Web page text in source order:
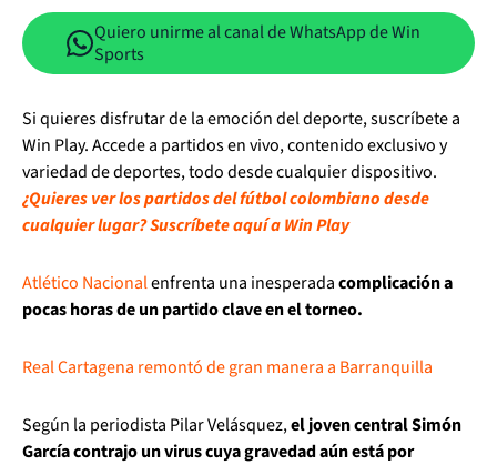
Quiero unirme al canal de WhatsApp de Win
Sports
Si quieres disfrutar de la emoción del deporte, suscríbete a
Win Play. Accede a partidos en vivo, contenido exclusivo y
variedad de deportes, todo desde cualquier dispositivo.
¿Quieres ver los partidos del fútbol colombiano desde
cualquier lugar? Suscríbete aquí a Win Play
Atlético Nacionalenfrenta una inesperadacomplicación a
pocas horas de un partido clave en el torneo.
Real Cartagena remontó de gran manera a Barranquilla
Según la periodista Pilar Velásquez,el joven central Simón
García contrajo un virus cuya gravedad aún está por